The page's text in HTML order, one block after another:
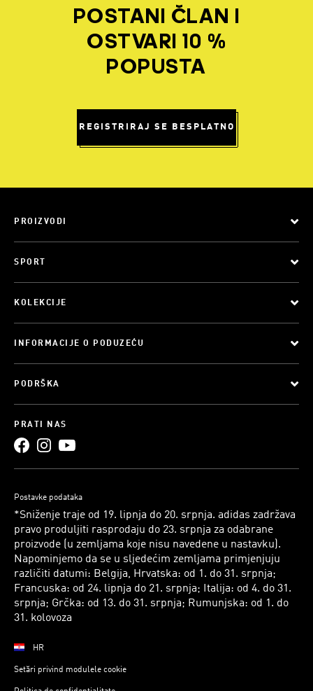
POSTANI ČLAN I
OSTVARI 10 %
POPUSTA
REGISTRIRAJ SE BESPLATNO
PROIZVODI
SPORT
KOLEKCIJE
INFORMACIJE O PODUZEĆU
PODRŠKA
PRATI NAS
Postavke podataka
*Sniženje traje od 19. lipnja do 20. srpnja. adidas zadržava
pravo produljiti rasprodaju do 23. srpnja za odabrane
proizvode (u zemljama koje nisu navedene u nastavku).
Napominjemo da se u sljedećim zemljama primjenjuju
različiti datumi: Belgija, Hrvatska: od 1. do 31. srpnja;
Francuska: od 24. lipnja do 21. srpnja; Italija: od 4. do 31.
srpnja; Grčka: od 13. do 31. srpnja; Rumunjska: od 1. do
31. kolovoza
HR
Setări privind modulele cookie